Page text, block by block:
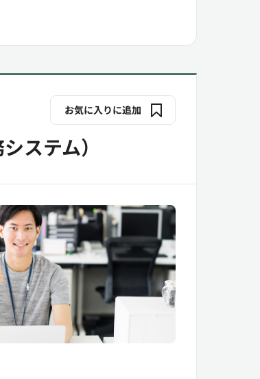
ステム）
お気に入りに追加